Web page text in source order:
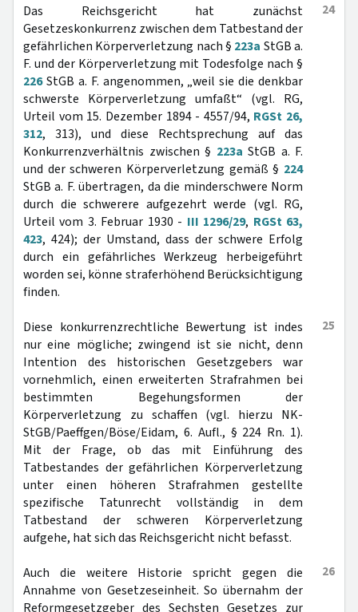
24
Das Reichsgericht hat zunächst
Gesetzeskonkurrenz zwischen dem Tatbestand der
gefährlichen Körperverletzung nach § 223a StGB a.
F. und der Körperverletzung mit Todesfolge nach §
226StGB a. F. angenommen, „weil sie die denkbar
schwerste Körperverletzung umfaßt“ (vgl. RG,
Urteil vom 15. Dezember 1894 - 4557/94, RGSt 26,
312, 313), und diese Rechtsprechung auf das
Konkurrenzverhältnis zwischen § 223a StGB a. F.
und der schweren Körperverletzung gemäß § 224
StGB a. F. übertragen, da die minderschwere Norm
durch die schwerere aufgezehrt werde (vgl. RG,
Urteil vom 3. Februar 1930 - III 1296/29, RGSt 63,
423, 424); der Umstand, dass der schwere Erfolg
durch ein gefährliches Werkzeug herbeigeführt
worden sei, könne straferhöhend Berücksichtigung
finden.
25
Diese konkurrenzrechtliche Bewertung ist indes
nur eine mögliche; zwingend ist sie nicht, denn
Intention des historischen Gesetzgebers war
vornehmlich, einen erweiterten Strafrahmen bei
bestimmten Begehungsformen der
Körperverletzung zu schaffen (vgl. hierzu NK-
StGB/Paeffgen/Böse/Eidam, 6. Aufl., § 224 Rn. 1).
Mit der Frage, ob das mit Einführung des
Tatbestandes der gefährlichen Körperverletzung
unter einen höheren Strafrahmen gestellte
spezifische Tatunrecht vollständig in dem
Tatbestand der schweren Körperverletzung
aufgehe, hat sich das Reichsgericht nicht befasst.
26
Auch die weitere Historie spricht gegen die
Annahme von Gesetzeseinheit. So übernahm der
Reformgesetzgeber des Sechsten Gesetzes zur